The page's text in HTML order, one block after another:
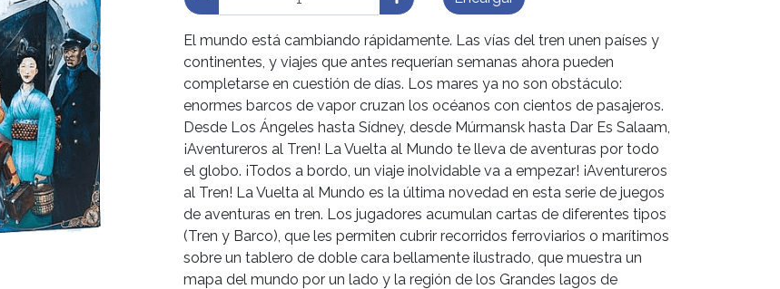
El mundo está cambiando rápidamente. Las vías del tren unen países y
continentes, y viajes que antes requerían semanas ahora pueden
completarse en cuestión de días. Los mares ya no son obstáculo:
enormes barcos de vapor cruzan los océanos con cientos de pasajeros.
Desde Los Ángeles hasta Sídney, desde Múrmansk hasta Dar Es Salaam,
¡Aventureros al Tren! La Vuelta al Mundo te lleva de aventuras por todo
el globo. ¡Todos a bordo, un viaje inolvidable va a empezar! ¡Aventureros
al Tren! La Vuelta al Mundo es la última novedad en esta serie de juegos
de aventuras en tren. Los jugadores acumulan cartas de diferentes tipos
(Tren y Barco), que les permiten cubrir recorridos ferroviarios o marítimos
sobre un tablero de doble cara bellamente ilustrado, que muestra un
mapa del mundo por un lado y la región de los Grandes lagos de